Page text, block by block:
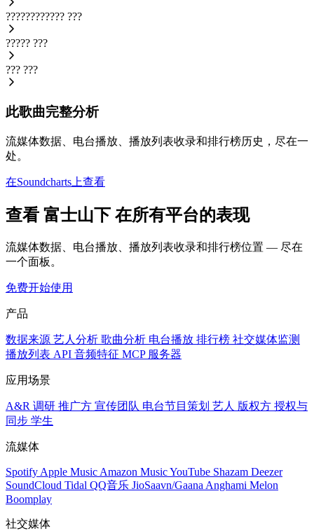
???????????? ???
????? ???
??? ???
此歌曲完整分析
流媒体数据、电台播放、播放列表收录和排行榜历史，尽在一
处。
在Soundcharts上查看
查看 富士山下 在所有平台的表现
流媒体数据、电台播放、播放列表收录和排行榜位置 — 尽在
一个面板。
免费开始使用
产品
数据来源 艺人分析 歌曲分析 电台播放 排行榜 社交媒体监测
播放列表 API 音频特征 MCP 服务器
应用场景
A&R 调研 推广方 宣传团队 电台节目策划 艺人 版权方 授权与
同步 学生
流媒体
Spotify Apple Music Amazon MusicYouTube Shazam Deezer
SoundCloud Tidal QQ音乐 JioSaavn/Gaana Anghami Melon
Boomplay
社交媒体